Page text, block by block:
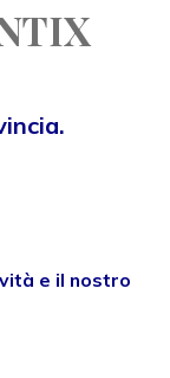
e il nostro